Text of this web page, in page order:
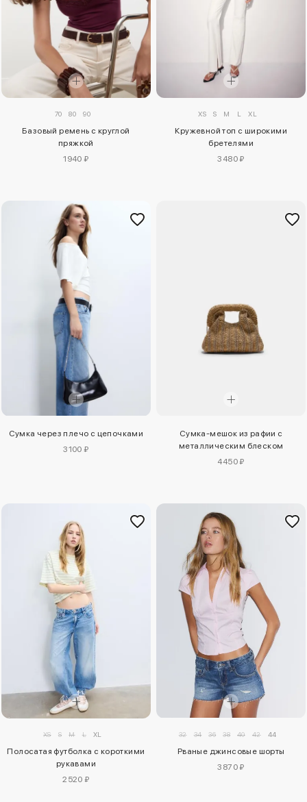
70 80 90
Базовый ремень с круглой
пряжкой
1940 ₽
XS S M L XL
Кружевной топ с широкими
бретелями
3480 ₽
Сумка через плечо с цепочками
3100 ₽
Сумка-мешок из рафии с
металлическим блеском
4450 ₽
XS S M L XL
Полосатая футболка с короткими
рукавами
2520 ₽
32 34 36 38 40 42 44
Рваные джинсовые шорты
3870 ₽